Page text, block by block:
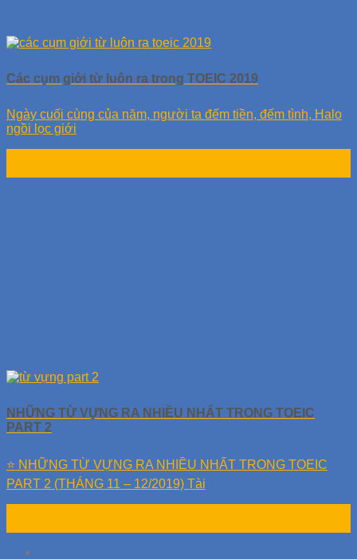
Các cụm giới từ luôn ra trong TOEIC 2019
Ngày cuối cùng của năm, người ta đếm tiền, đếm tình, Halo
ngồi lọc giới
NHỮNG TỪ VỰNG RA NHIỀU NHẤT TRONG TOEIC
PART 2
⭐️ NHỮNG TỪ VỰNG RA NHIỀU NHẤT TRONG TOEIC
PART 2 (THÁNG 11 – 12/2019) Tài